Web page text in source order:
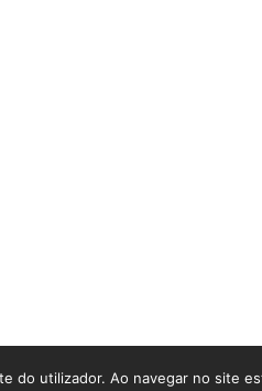
E DE COOKIES
do utilizador. Ao navegar no site